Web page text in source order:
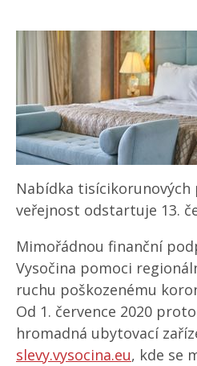
Nabídka tisícikorunových
veřejnost odstartuje 13.
Mimořádnou finanční
Vysočina pomoci
ruchu poškozenému
Od 1. července 2020
hromadná ubytovací
slevy.vysocina.eu, kde se